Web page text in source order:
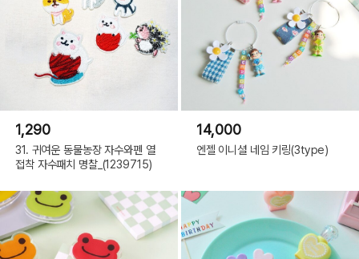
1,290
31. 귀여운 동물농장 자수와펜 열
접착 자수패치 명찰_(1239715)
14,000
엔젤 이니셜 네임 키링(3type)